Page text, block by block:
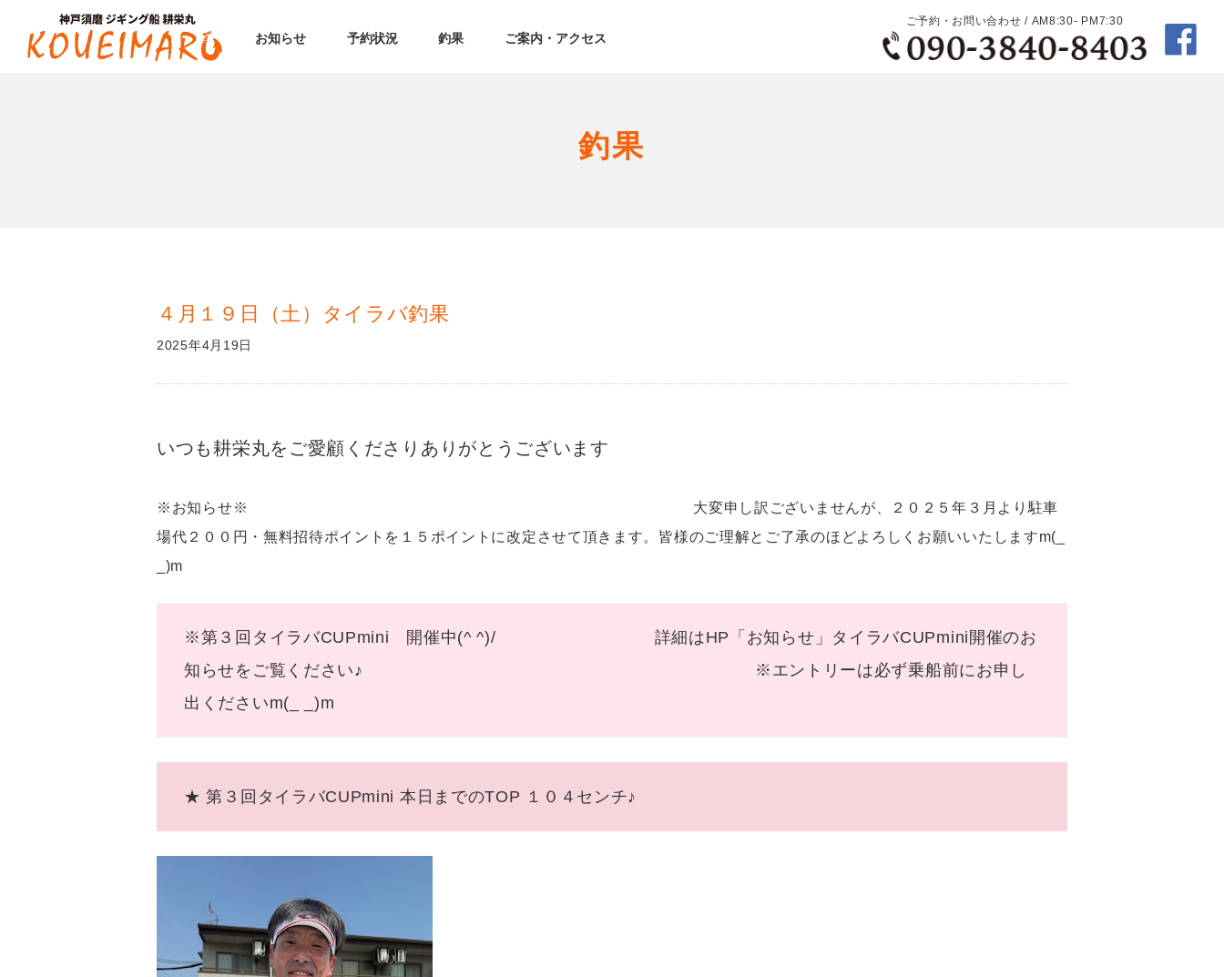
お知らせ 予約状況 釣果 ご案内・アクセス
ご予約・お問い合わせ / AM8:30- PM7:30
釣果
４月１９日（土）タイラバ釣果
2025年4月19日
いつも耕栄丸をご愛顧くださりありがとうございます
※お知らせ※ 大変申し訳ございませんが、２０２５年３月より駐車
場代２００円・無料招待ポイントを１５ポイントに改定させて頂きます。皆様のご理解とご了承のほどよろしくお願いいたしますm(_
_)m
※第３回タイラバCUPmini 開催中(^ ^)/ 詳細はHP「お知らせ」タイラバCUPmini開催のお
知らせをご覧ください♪ ※エントリーは必ず乗船前にお申し
出くださいm(_ _)m
★ 第３回タイラバCUPmini 本日までのTOP １０４センチ♪